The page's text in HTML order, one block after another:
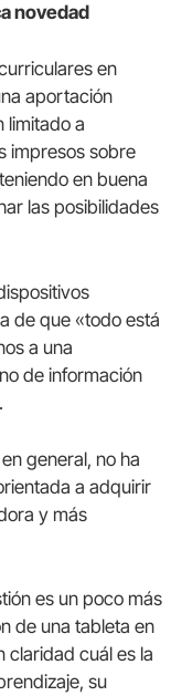
novedad
en
aportación
limitado a
impresos sobre
en buena
las posibilidades
de que «todo está
a una
de información
general, no ha
a adquirir
y más
es un poco más
de una tableta en
claridad cuál es la
su